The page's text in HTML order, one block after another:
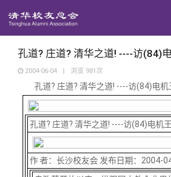
西南联大校友会
义工计划
新媒体平台
青春风采
校友文苑
校友讲坛
校友视界
孔道? 庄道? 清华之道! ----访(84)
2004-06-04 | 浏览 981 次
孔道? 庄道? 清华之道! ----访(84)电机
孔道? 庄道? 清华之道! ----访(84)电机
作 者：长沙校友会 发布日期：2004-